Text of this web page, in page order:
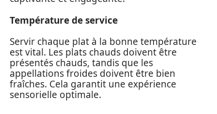
Température de service
Servir chaque plat à la bonne température
est vital. Les plats chauds doivent être
présentés chauds, tandis que les
appellations froides doivent être bien
fraîches. Cela garantit une expérience
sensorielle optimale.